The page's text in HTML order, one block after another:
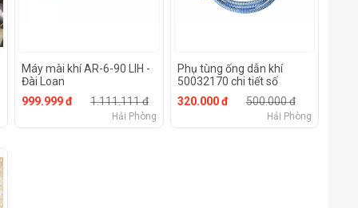
Máy mài khí AR-6-90 LIH -
Đài Loan
999.999 đ
1.111.111 đ
Hải Phòng
Phụ tùng ống dẫn khí
50032170 chi tiết số
#1932 của máy mài khí
(1.5m) UHT - Nhật Bản
320.000 đ 500.000 đ
Hải Phòng